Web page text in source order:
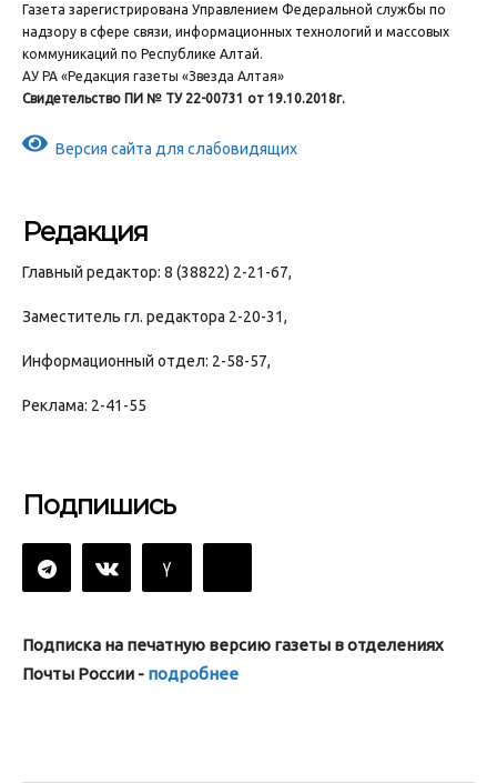
Газета зарегистрирована Управлением Федеральной службы по
надзору в сфере связи, информационных технологий и массовых
коммуникаций по Республике Алтай.
АУ РА «Редакция газеты «Звезда Алтая»
Свидетельство ПИ № ТУ 22-00731 от 19.10.2018г.
Версия сайта для слабовидящих
Редакция
Главный редактор: 8 (38822) 2-21-67,
Заместитель гл. редактора 2-20-31,
Информационный отдел: 2-58-57,
Реклама: 2-41-55
Подпишись
Подписка на печатную версию газеты в отделениях
Почты России - подробнее